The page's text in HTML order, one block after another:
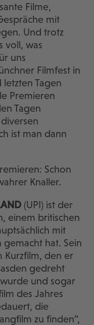
Filme,
mit
Und trotz
voll, was
uns
Filmfest in
letzten Tagen
Premieren
Tagen
ist man dann
Schon
Knaller.
(UPI) ist der
einem britischen
mit
hat. Sein
Kurzfilm, den er
gedreht
und sogar
des Jahres
die
zu finden“,